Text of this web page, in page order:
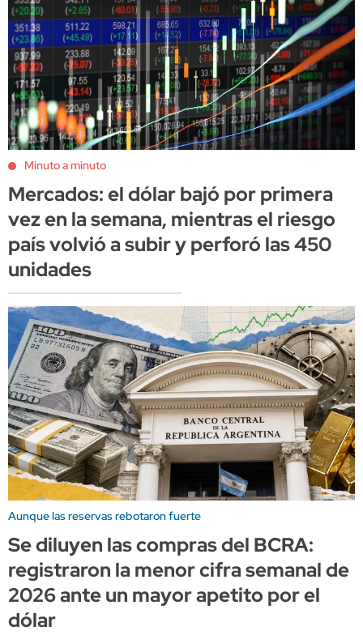
Minuto a minuto
Mercados: el dólar bajó por primera
vez en la semana, mientras el riesgo
país volvió a subir y perforó las 450
unidades
Aunque las reservas rebotaron fuerte
Se diluyen las compras del BCRA:
registraron la menor cifra semanal de
2026 ante un mayor apetito por el
dólar